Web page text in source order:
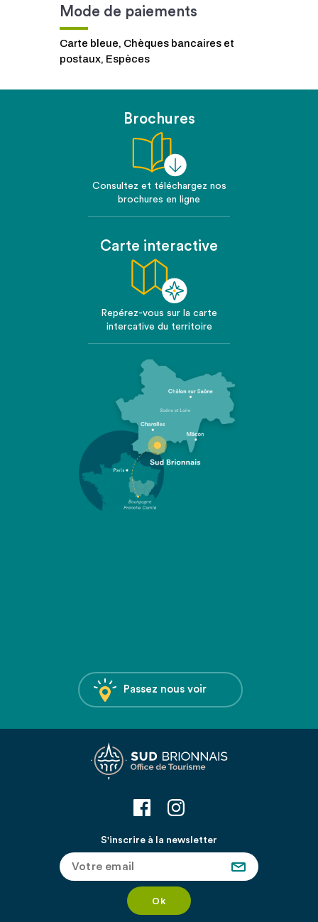
Mode de paiements
Carte bleue, Chèques bancaires et
postaux, Espèces
Brochures
Consultez et téléchargez nos
brochures en ligne
Carte interactive
Repérez-vous sur la carte
intercative du territoire
Passez nous voir
S'inscrire à la newsletter